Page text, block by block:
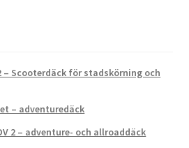
– Scooterdäck för stadskörning och
– adventuredäck
2 – adventure- och allroaddäck